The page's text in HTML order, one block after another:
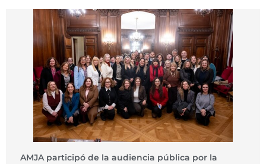
AMJA participó de la audiencia pública por la